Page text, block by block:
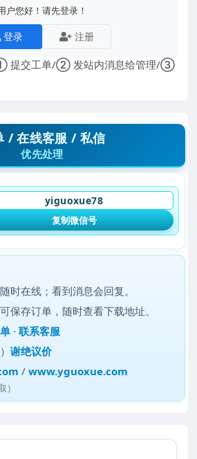
户您好！请先登录！
登录 注册
提交工单/② 发站内消息给管理/③
/ 在线客服 / 私信
优先处理
yiguoxue78
复制微信号
时在线；看到消息会回复。
可保存订单，随时查看下载地址。
·联系客服
）谢绝议价
/www.yguoxue.com
）